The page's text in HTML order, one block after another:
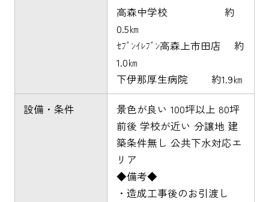
高森中学校 約
0.5㎞
ｾﾌﾞﾝｲﾚﾌﾞﾝ高森上市田店 約
1.0㎞
下伊那厚生病院 約1.9㎞
設備・条件
景色が良い 100坪以上 80坪
前後 学校が近い 分譲地 建
築条件無し 公共下水対応エ
リア
◆備考◆
・造成工事後のお引渡し